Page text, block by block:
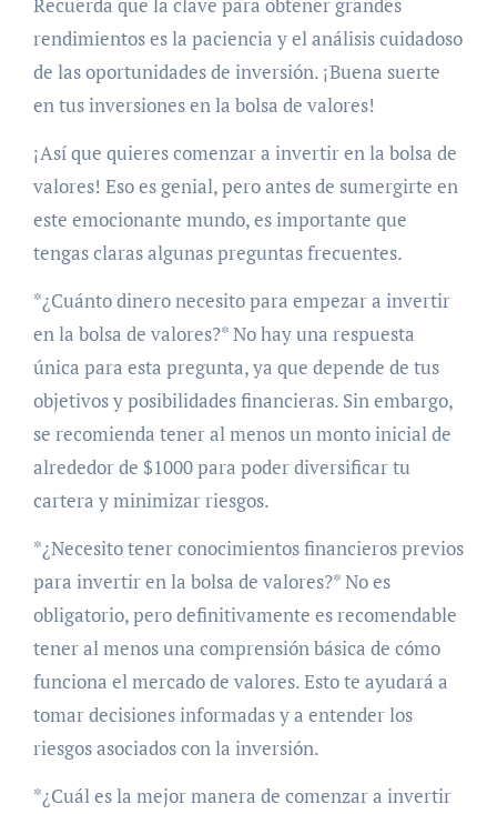
rendimientos es la paciencia y el análisis cuidadoso
de las oportunidades de inversión. ¡Buena suerte
en tus inversiones en la bolsa de valores!
¡Así que quieres comenzar a invertir en la bolsa de
valores! Eso es genial, pero antes de sumergirte en
este emocionante mundo, es importante que
tengas claras algunas preguntas frecuentes.
*¿Cuánto dinero necesito para empezar a invertir
en la bolsa de valores?* No hay una respuesta
única para esta pregunta, ya que depende de tus
objetivos y posibilidades financieras. Sin embargo,
se recomienda tener al menos un monto inicial de
alrededor de $1000 para poder diversificar tu
cartera y minimizar riesgos.
*¿Necesito tener conocimientos financieros previos
para invertir en la bolsa de valores?* No es
obligatorio, pero definitivamente es recomendable
tener al menos una comprensión básica de cómo
funciona el mercado de valores. Esto te ayudará a
tomar decisiones informadas y a entender los
riesgos asociados con la inversión.
*¿Cuál es la mejor manera de comenzar a invertir